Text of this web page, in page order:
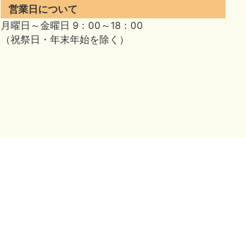
営業日について
月曜日～金曜日 9：00～18：00
（祝祭日・年末年始を除く）